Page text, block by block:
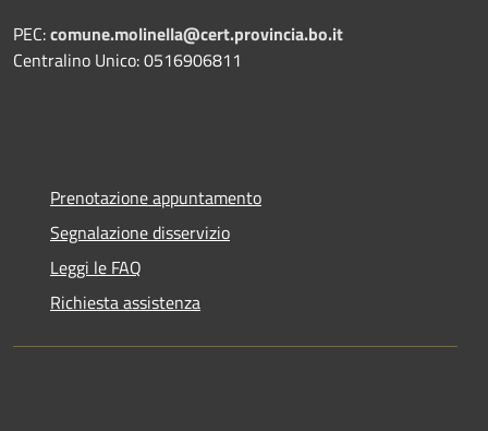
PEC:comune.molinella@cert.provincia.bo.it
Centralino Unico: 0516906811
Prenotazione appuntamento
Segnalazione disservizio
Leggi le FAQ
Richiesta assistenza